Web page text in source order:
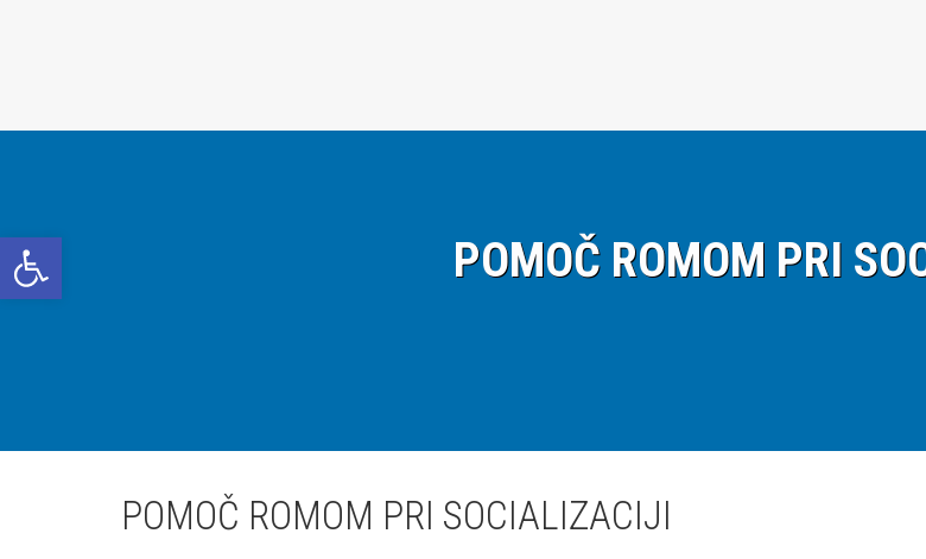
POMOČ ROMOM PRI
POMOČ ROMOM PRI SOCIALIZACIJI
Open toolbar